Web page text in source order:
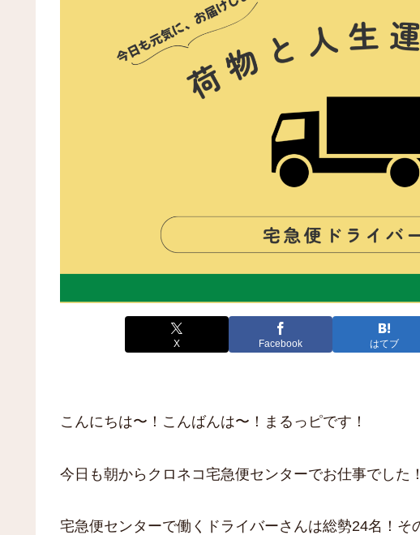
X Facebook はてブ
こんにちは〜！こんばんは〜！まるっピです！
今日も朝からクロネコ宅急便センターでお仕事でした！
宅急便センターで働くドライバーさんは総勢24名！